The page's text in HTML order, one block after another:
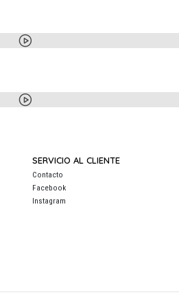
SERVICIO AL CLIENTE
Contacto
Facebook
Instagram